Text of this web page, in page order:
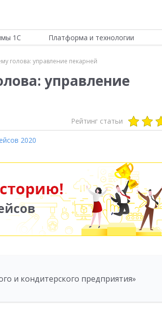
1С Платформа и технологии
голова: управление пекарней
управление
Рейтинг статьи
2020
и кондитерского предприятия»